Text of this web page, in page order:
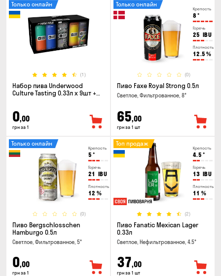
(1)
Только онлайн
Набор пива Underwood
Culture Tasting 0.33л x 9шт +
0,00
грн за 1
Крепость
8 °
Горечь
25 IBU
Плотность
12.5 %
(0)
Только онлайн
Пиво Faxe Royal Strong 0.5л
Светлое, Фильтрованное, 8°
65,00
грн за 1 шт
Крепость
5 °
Горечь
21 IBU
Плотность
12 %
(0)
Только онлайн
Пиво Bergschlosschen
Hamburgo 0.5л
Светлое, Фильтрованное, 5°
0,00
грн за 1
Крепость
4.5 °
Горечь
13 IBU
Плотность
11 %
(2)
Топ продаж
Пиво Fanatic Mexican Lager
0.33л
Светлое, Нефильтрованное, 4.5°
37,00
грн за 1 шт